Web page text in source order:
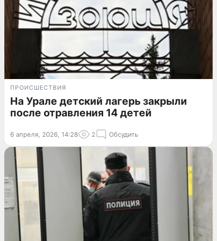
ПРОИСШЕСТВИЯ
На Урале детский лагерь закрыли
после отравления 14 детей
6 апреля, 2026, 14:28 2 Обсудить